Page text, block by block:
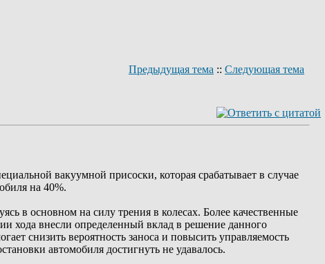
Предыдущая тема :: Следующая тема
вакуумной присоски, которая срабатывает в случае
на 40%.
в основном на силу трения в колесах. Более качественные
хода внесли определенный вклад в решение данного
снизить вероятность заноса и повысить управляемость
автомобиля достигнуть не удавалось.